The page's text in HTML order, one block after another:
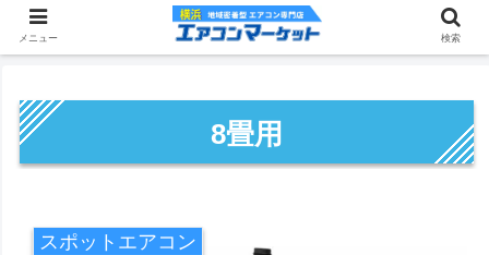
8畳用
スポットエアコン
メニュー 検索